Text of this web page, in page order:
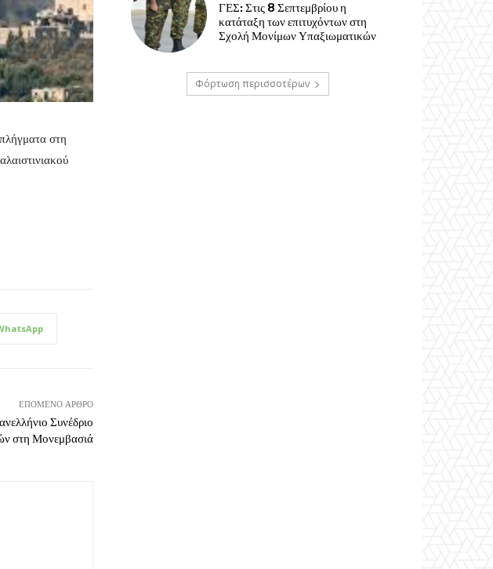
στη
ΕΠΌΜΕΝΟ ΆΡΘΡΟ
Συνέδριο
στη Μονεμβασιά
ΓΕΣ: Στις 8 Σεπτεμβρίου η
κατάταξη των επιτυχόντων στη
Σχολή Μονίμων Υπαξιωματικών
Φόρτωση περισσοτέρων